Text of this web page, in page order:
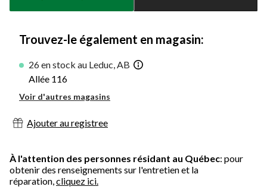
à
Trouvez-le également en magasin:
26 en stock au Leduc, AB
Allée 116
Voir d'autres magasins
Ajouter au registree
À l'attention des personnes résidant au Québec: pour
obtenir des renseignements sur l'entretien et la
réparation,cliquez ici.